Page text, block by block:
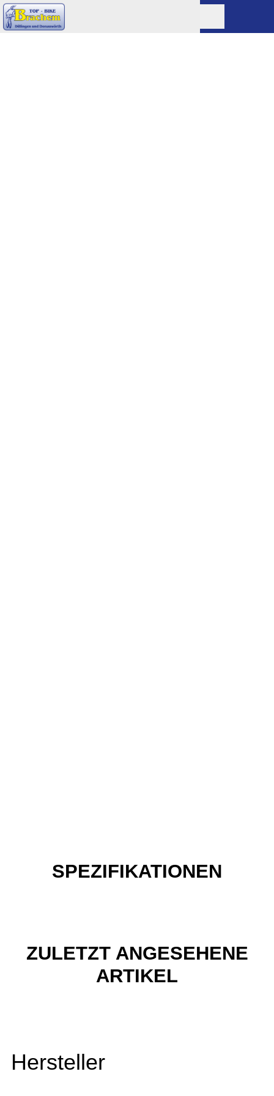
SPEZIFIKATIONEN
ZULETZT ANGESEHENE
ARTIKEL
Hersteller